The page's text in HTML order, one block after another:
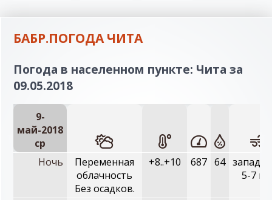
БАБР.ПОГОДА ЧИТА
Погода в населенном пункте: Чита за
09.05.2018
9-
май-2018
ср
Ночь
Переменная
облачность
Без осадков.
+8..+10 687 64
5-7 м/